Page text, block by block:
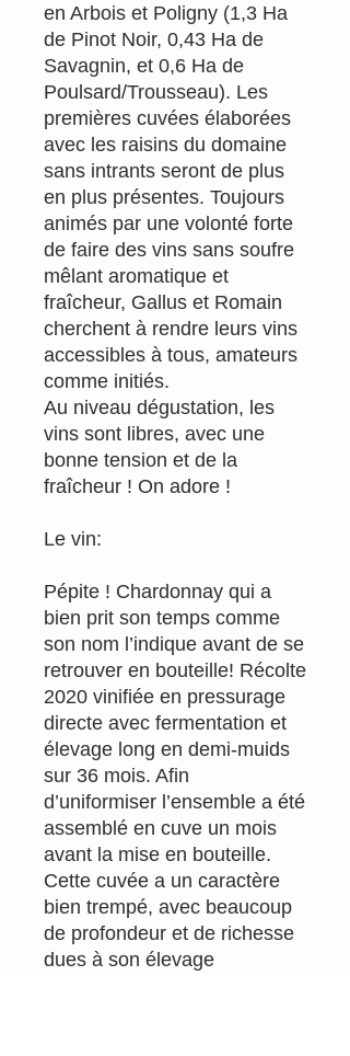
en Arbois et Poligny (1,3 Ha
de Pinot Noir, 0,43 Ha de
Savagnin, et 0,6 Ha de
Poulsard/Trousseau). Les
premières cuvées élaborées
avec les raisins du domaine
sans intrants seront de plus
en plus présentes. Toujours
animés par une volonté forte
de faire des vins sans soufre
mêlant aromatique et
fraîcheur, Gallus et Romain
cherchent à rendre leurs vins
accessibles à tous, amateurs
comme initiés.
Au niveau dégustation, les
vins sont libres, avec une
bonne tension et de la
fraîcheur ! On adore !
Le vin:
Pépite ! Chardonnay qui a
bien prit son temps comme
son nom l’indique avant de se
retrouver en bouteille! Récolte
2020 vinifiée en pressurage
directe avec fermentation et
élevage long en demi-muids
sur 36 mois. Afin
d’uniformiser l’ensemble a été
assemblé en cuve un mois
avant la mise en bouteille.
Cette cuvée a un caractère
bien trempé, avec beaucoup
de profondeur et de richesse
dues à son élevage